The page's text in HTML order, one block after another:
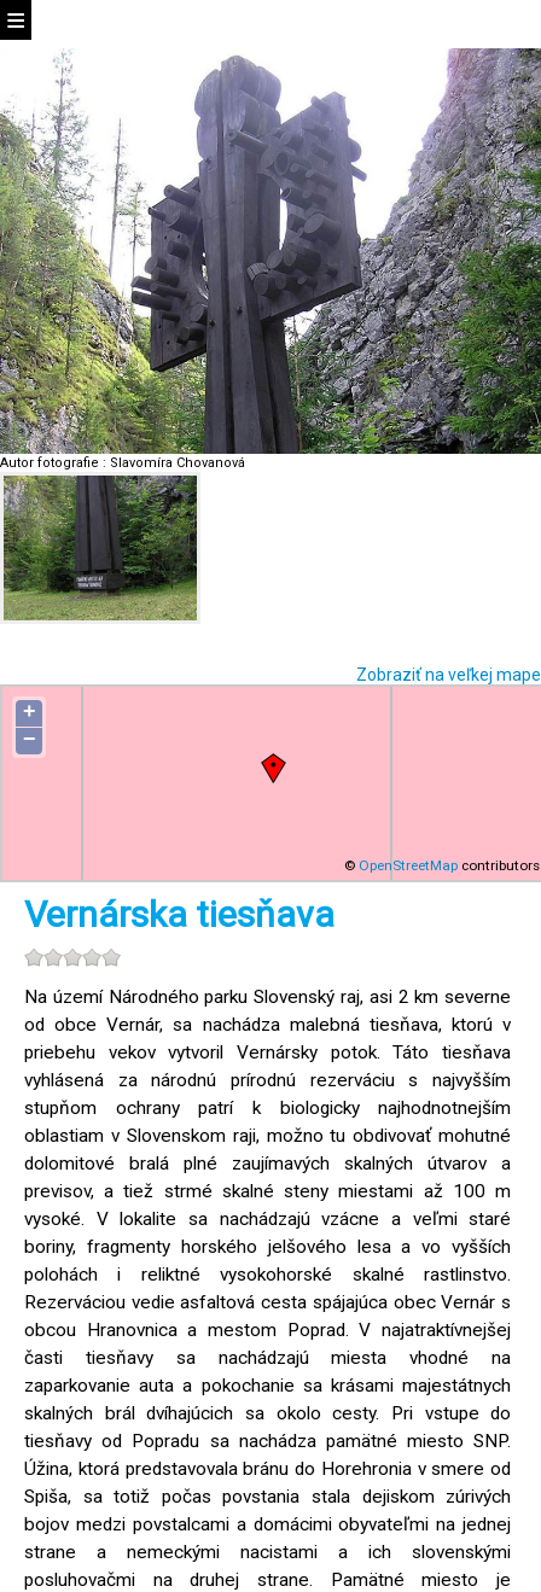
Autor fotografie : Slavomíra Chovanová
Zobraziť na veľkej mape
+
−
© OpenStreetMap contributors
Vernárska tiesňava
Na území Národného parku Slovenský raj, asi 2 km severne
od obce Vernár, sa nachádza malebná tiesňava, ktorú v
priebehu vekov vytvoril Vernársky potok. Táto tiesňava
vyhlásená za národnú prírodnú rezerváciu s najvyšším
stupňom ochrany patrí k biologicky najhodnotnejším
oblastiam v Slovenskom raji, možno tu obdivovať mohutné
dolomitové bralá plné zaujímavých skalných útvarov a
previsov, a tiež strmé skalné steny miestami až 100 m
vysoké. V lokalite sa nachádzajú vzácne a veľmi staré
boriny, fragmenty horského jelšového lesa a vo vyšších
polohách i reliktné vysokohorské skalné rastlinstvo.
Rezerváciou vedie asfaltová cesta spájajúca obec Vernár s
obcou Hranovnica a mestom Poprad. V najatraktívnejšej
časti tiesňavy sa nachádzajú miesta vhodné na
zaparkovanie auta a pokochanie sa krásami majestátnych
skalných brál dvíhajúcich sa okolo cesty. Pri vstupe do
tiesňavy od Popradu sa nachádza pamätné miesto SNP.
Úžina, ktorá predstavovala bránu do Horehronia v smere od
Spiša, sa totiž počas povstania stala dejiskom zúrivých
bojov medzi povstalcami a domácimi obyvateľmi na jednej
strane a nemeckými nacistami a ich slovenskými
posluhovačmi na druhej strane. Pamätné miesto je